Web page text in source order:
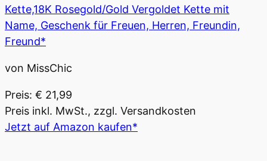
Kette,18K Rosegold/Gold Vergoldet Kette mit
Name, Geschenk für Freuen, Herren, Freundin,
Freund*
von MissChic
Preis: € 21,99
Preis inkl. MwSt., zzgl. Versandkosten
Jetzt auf Amazon kaufen*